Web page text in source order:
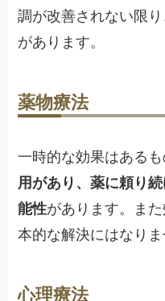
調が改善されない限
があります。
薬物療法
一時的な効果はある
用があり、薬に頼り
能性があります。ま
本的な解決にはなりま
心理療法